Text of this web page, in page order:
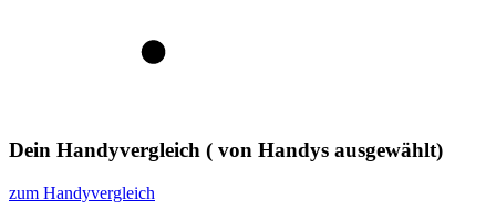
Dein Handyvergleich ( von Handys ausgewählt)
zum Handyvergleich